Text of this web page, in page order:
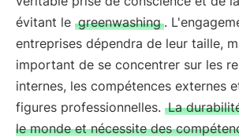
évitant le greenwashing .
entreprises dépendra de leur taille,
important de se concentrer sur les
internes, les compétences externes
figures professionnelles. La
le monde et nécessite des